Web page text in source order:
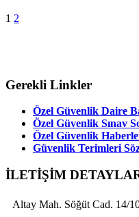
1 2
Gerekli Linkler
Özel Güvenlik Daire
Özel Güvenlik Sınav
Özel Güvenlik
Güvenlik Terimleri
İLETİŞİM
Altay Mah. Söğüt Cad. 14/